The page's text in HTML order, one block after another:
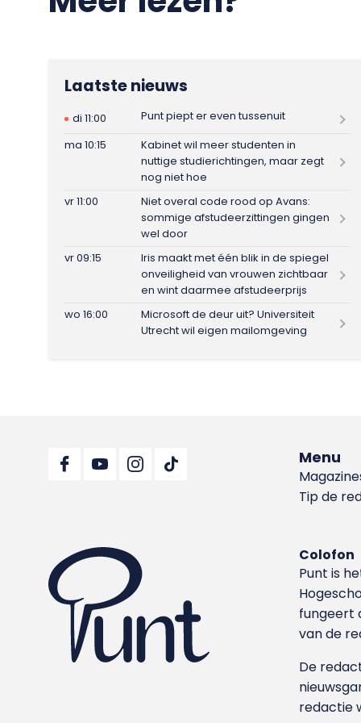
Laatste nieuws
di 11:00
Punt piept er even tussenuit
ma 10:15
Kabinet wil meer studenten in
nuttige studierichtingen, maar zegt
nog niet hoe
vr 11:00
Niet overal code rood op Avans:
sommige afstudeerzittingen gingen
wel door
vr 09:15
Iris maakt met één blik in de spiegel
onveiligheid van vrouwen zichtbaar
en wint daarmee afstudeerprijs
wo 16:00
Microsoft de deur uit? Universiteit
Utrecht wil eigen mailomgeving
Menu
Tip de
Colofon
Punt is
fungeert
van de
De
redactie